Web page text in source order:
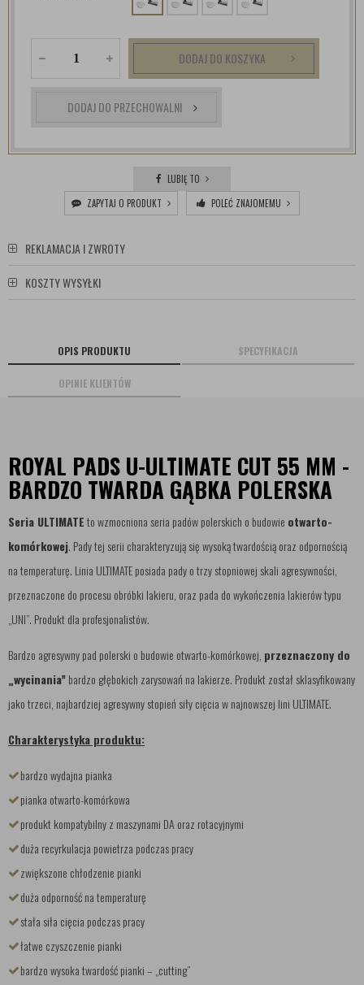
DODAJ DO KOSZYKA
DODAJ DO PRZECHOWALNI
LUBIĘ TO
ZAPYTAJ O PRODUKT
POLEĆ ZNAJOMEMU
REKLAMACJA I ZWROTY
KOSZTY WYSYŁKI
OPIS PRODUKTU SPECYFIKACJA
OPINIE KLIENTÓW
ROYAL PADS U-ULTIMATE CUT 55 MM -
BARDZO TWARDA GĄBKA POLERSKA
Seria ULTIMATEto wzmocniona seria padów polerskich o budowie otwarto-
komórkowej. Pady tej serii charakteryzują się wysoką twardością oraz odpornością
na temperaturę. Linia ULTIMATE posiada pady o trzy stopniowej skali agresywności,
przeznaczone do procesu obróbki lakieru, oraz pada do wykończenia lakierów typu
„UNI”. Produkt dla profesjonalistów.
Bardzo agresywny pad polerski o budowie otwarto-komórkowej, przeznaczony do
„wycinania”bardzo głębokich zarysowań na lakierze. Produkt został sklasyfikowany
jako trzeci, najbardziej agresywny stopień siły cięcia w najnowszej lini ULTIMATE.
Charakterystyka produktu:
bardzo wydajna pianka
pianka otwarto-komórkowa
produkt kompatybilny z maszynami DA oraz rotacyjnymi
duża recyrkulacja powietrza podczas pracy
zwiększone chłodzenie pianki
duża odporność na temperaturę
stała siła cięcia podczas pracy
łatwe czyszczenie pianki
bardzo wysoka twardość pianki – „cutting”